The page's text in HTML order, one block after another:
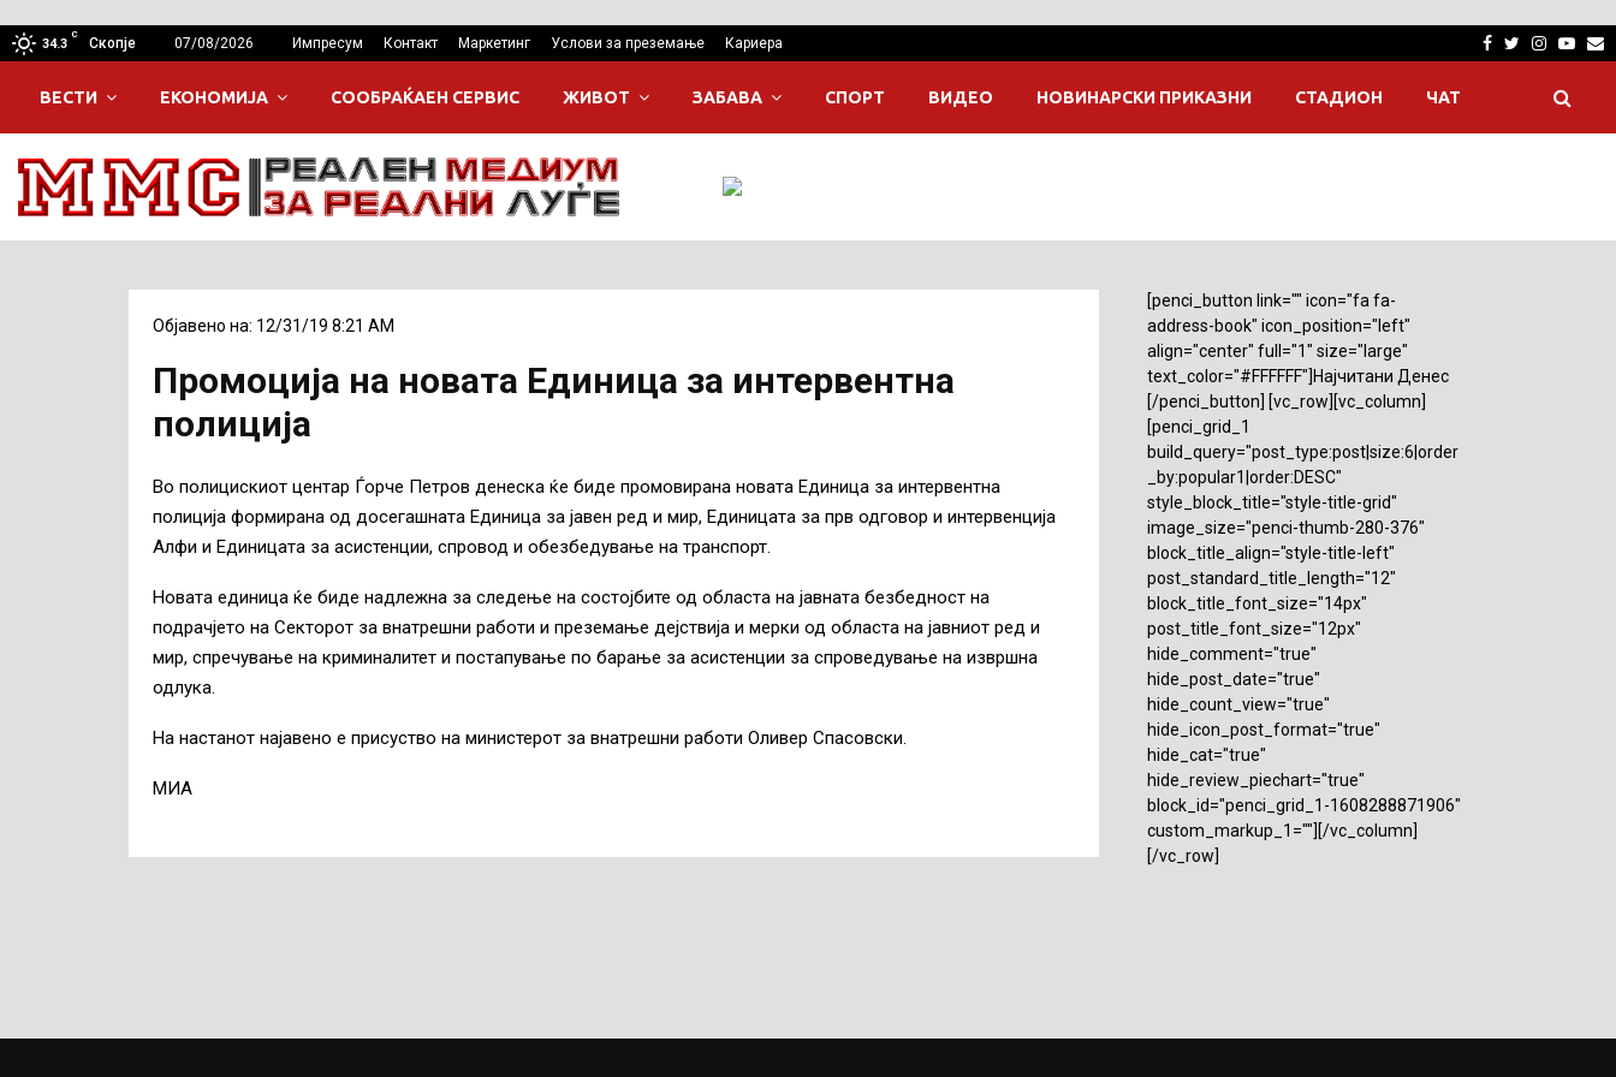
34.3
C
Скопје 07/08/2026 Импресум Контакт Маркетинг Услови за преземање Кариера Facebook
Twitter
ВЕСТИ ЕКОНОМИЈА СООБРАЌАЕН СЕРВИС ЖИВОТ ЗАБАВА СПОРТ ВИДЕО НОВИНАРСКИ ПРИКАЗНИ СТАДИОН ЧАТ
Објавено на: 12/31/19 8:21 AM
Промоција на новата Единица за интервентна
полиција
Во полицискиот центар Ѓорче Петров денеска ќе биде промовирана новата Единица за интервентна
полиција формирана од досегашната Единица за јавен ред и мир, Единицата за прв одговор и интервенција
Алфи и Единицата за асистенции, спровод и обезбедување на транспорт.
Новата единица ќе биде надлежна за следење на состојбите од областа на јавната безбедност на
подрачјето на Секторот за внатрешни работи и преземање дејствија и мерки од областа на јавниот ред и
мир, спречување на криминалитет и постапување по барање за асистенции за спроведување на извршна
одлука.
На настанот најавено е присуство на министерот за внатрешни работи Оливер Спасовски.
МИА
[penci_button link="" icon="fa fa-
address-book" icon_position="left"
align="center" full="1" size="large"
text_color="#FFFFFF"]Најчитани Денес
[/penci_button] [vc_row][vc_column]
[penci_grid_1
build_query="post_type:post|size:6|order
_by:popular1|order:DESC"
style_block_title="style-title-grid"
image_size="penci-thumb-280-376"
block_title_align="style-title-left"
post_standard_title_length="12"
block_title_font_size="14px"
post_title_font_size="12px"
hide_comment="true"
hide_post_date="true"
hide_count_view="true"
hide_icon_post_format="true"
hide_cat="true"
hide_review_piechart="true"
block_id="penci_grid_1-1608288871906"
custom_markup_1=""][/vc_column]
[/vc_row]